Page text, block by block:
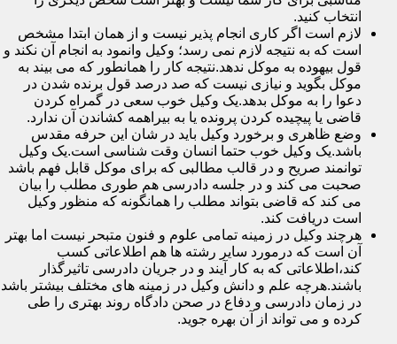
انتخاب کنید.
لازم است اگر کاری انجام پذیر نیست و از همان ابتدا مشخص
است که به نتیجه لازم نمی رسد؛ وکیل وانمود به انجام آن نکند و
قول بیهوده به موکل ندهد.نتیجه کار را همانطور که می بیند به
موکل بگوید و نیازی نیست که صد درصد قول برنده شدن در
دعوا را به موکل بدهد.یک وکیل خوب سعی در گمراه کردن
قاضی یا پیچیده کردن پرونده یا به بیراهمه کشاندن آن ندارد.
وضع ظاهری و برخورد وکیل باید در شان این حرفه مقدس
باشد.یک وکیل خوب حتما انسان وقت شناسی است.یک وکیل
توانمند صریح و در قالب مطالبی که برای موکل قابل فهم باشد
صحبت می کند و در جلسه دادرسی هم طوری مطلب را بیان
می کند که قاضی بتواند مطلب را همانگونه که منظور وکیل
است دریافت کند.
هرچند وکیل در زمینه تمامی علوم و فنون متبحر نیست اما بهتر
آن است که درمورد سایر رشته ها هم اطلاعاتی کسب
کند،اطلاعاتی که به کار آیند و در جریان دادرسی تاثیرگذار
باشند.هرچه علم و دانش وکیل در زمینه های مختلف بیشتر باشد
در زمان دادرسی و دفاع در صحن دادگاه روند بهتری را طی
کرده و می تواند از آن بهره جوید.